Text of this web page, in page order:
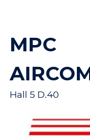
MPC
Hall 5 D.40